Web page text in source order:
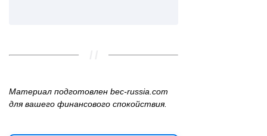
Материал подготовлен bec‑russia.com
для вашего финансового спокойствия.